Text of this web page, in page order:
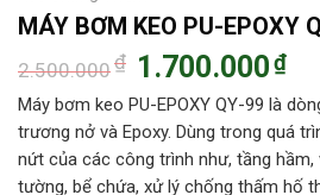
MÁY BƠM KEO PU-EPOXY
2.500.000₫ 1.700.000₫
Máy bơm keo PU-EPOXY QY-99 là
trương nở và Epoxy. Dùng trong quá
nứt của các công trình như, tầng
tường, bể chứa, xử lý chống thấm hố